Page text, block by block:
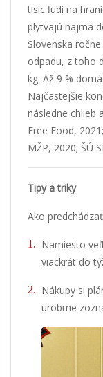
tisíc ľudí na
plytvajú najmä
Slovenska
odpadu, z toho
kg. Až 9 %
Najčastejšie
následne chlieb
Free Food,
MŽP, 2020; ŠÚ
Tipy a triky
Ako
Namiesto
viackrát do
Nákupy si
urobme